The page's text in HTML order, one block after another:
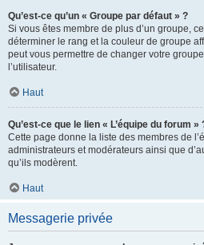
Qu’est-ce qu’un « Groupe par défaut » ?
Si vous êtes membre de plus d’un groupe,
déterminer le rang et la couleur de groupe
peut vous permettre de changer votre
l’utilisateur.
Haut
Qu’est-ce que le lien « L’équipe du forum »
Cette page donne la liste des membres de
administrateurs et modérateurs ainsi que
qu’ils modèrent.
Haut
Messagerie privée